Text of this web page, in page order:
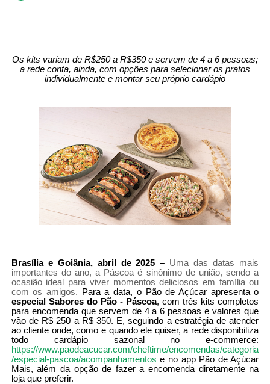
Os kits variam de R$250 a R$350 e servem de 4 a 6 pessoas;
a rede conta, ainda, com opções para selecionar os pratos
individualmente e montar seu próprio cardápio
Brasília e Goiânia, abril de 2025 – Uma das datas mais
importantes do ano, a Páscoa é sinônimo de união, sendo a
ocasião ideal para viver momentos deliciosos em família ou
com os amigos.
Para a data, o Pão de Açúcar apresenta o
especial Sabores do Pão - Páscoa, com três kits completos
para encomenda que servem de 4 a 6 pessoas e valores que
vão de R$ 250 a R$ 350. E, seguindo a estratégia de atender
ao cliente onde, como e quando ele quiser, a rede disponibiliza
todo cardápio sazonal no e-commerce:
https://www.paodeacucar.com/cheftime/encomendas/categoria
/especial-pascoa/acompanhamentos e no app Pão de Açúcar
Mais, além da opção de fazer a encomenda diretamente na
loja que preferir.